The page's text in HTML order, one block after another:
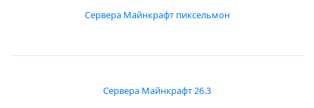
Сервера Майнкрафт пиксельмон
Сервера Майнкрафт 26.3